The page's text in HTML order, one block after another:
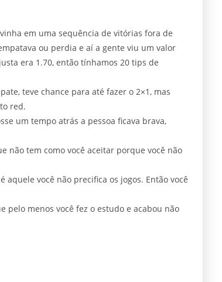
em uma sequência de vitórias fora de
ou perdia e aí a gente viu um valor
era 1.70, então tínhamos 20 tips de
teve chance para até fazer o 2×1, mas
red.
um tempo atrás a pessoa ficava brava,
não tem como você aceitar porque você não
você não precifica os jogos. Então você
pelo menos você fez o estudo e acabou não